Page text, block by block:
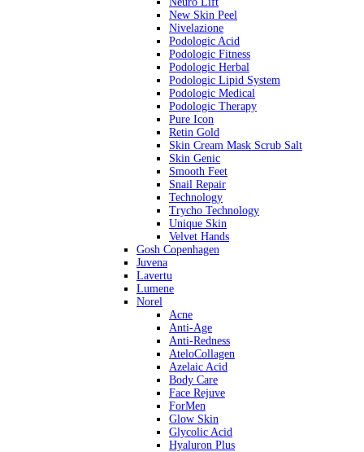
New Skin Peel
Nivelazione
Podologic Acid
Podologic Fitness
Podologic Herbal
Podologic Lipid System
Podologic Medical
Podologic Therapy
Pure Icon
Retin Gold
Skin Cream Mask Scrub Salt
Skin Genic
Smooth Feet
Snail Repair
Technology
Trycho Technology
Unique Skin
Velvet Hands
Gosh Copenhagen
Juvena
Lavertu
Lumene
Norel
Acne
Anti-Age
Anti-Redness
AteloCollagen
Azelaic Acid
Body Care
Face Rejuve
ForMen
Glow Skin
Glycolic Acid
Hyaluron Plus